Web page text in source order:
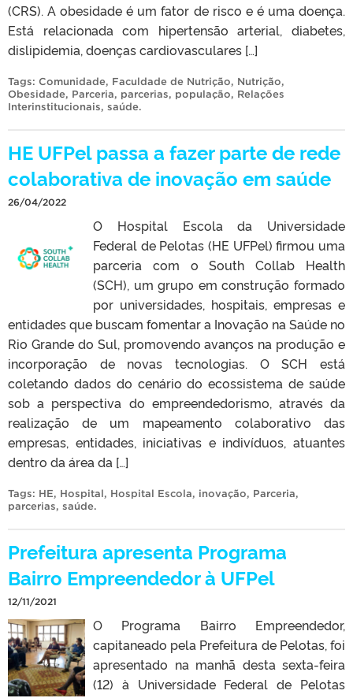
(CRS). A obesidade é um fator de risco e é uma doença.
Está relacionada com hipertensão arterial, diabetes,
dislipidemia, doenças cardiovasculares […]
Tags: Comunidade, Faculdade de Nutrição, Nutrição,
Obesidade, Parceria, parcerias, população, Relações
Interinstitucionais, saúde.
HE UFPel passa a fazer parte de rede
colaborativa de inovação em saúde
26/04/2022
O Hospital Escola da Universidade
Federal de Pelotas (HE UFPel) firmou uma
parceria com o South Collab Health
(SCH), um grupo em construção formado
por universidades, hospitais, empresas e
entidades que buscam fomentar a Inovação na Saúde no
Rio Grande do Sul, promovendo avanços na produção e
incorporação de novas tecnologias. O SCH está
coletando dados do cenário do ecossistema de saúde
sob a perspectiva do empreendedorismo, através da
realização de um mapeamento colaborativo das
empresas, entidades, iniciativas e indivíduos, atuantes
dentro da área da […]
Tags: HE, Hospital, Hospital Escola, inovação, Parceria,
parcerias, saúde.
Prefeitura apresenta Programa
Bairro Empreendedor à UFPel
12/11/2021
O Programa Bairro Empreendedor,
capitaneado pela Prefeitura de Pelotas, foi
apresentado na manhã desta sexta-feira
(12) à Universidade Federal de Pelotas